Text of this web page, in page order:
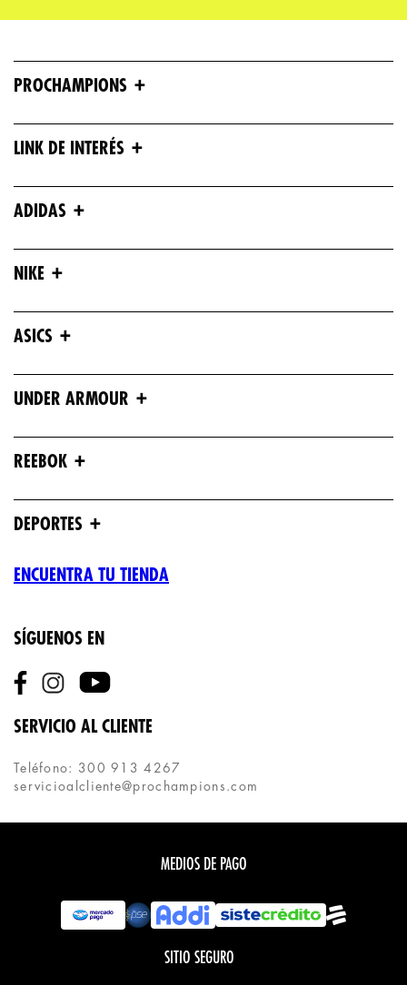
PROCHAMPIONS +
LINK DE INTERÉS +
ADIDAS +
NIKE +
ASICS +
UNDER ARMOUR +
REEBOK +
DEPORTES +
ENCUENTRA TU TIENDA
SÍGUENOS EN
SERVICIO AL CLIENTE
Teléfono: 300 913 4267
servicioalcliente@prochampions.com
MEDIOS DE PAGO
SITIO SEGURO